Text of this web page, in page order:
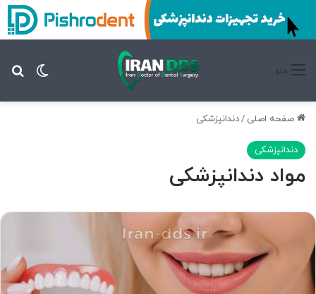
تغییر منو
صفحه اصلی /دندانپزشکی
دندانپزشکی
مواد دندانپزشکی